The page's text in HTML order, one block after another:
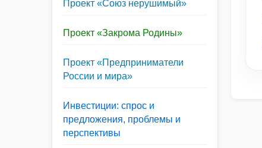
Проект «Союз нерушимый»
Проект «Закрома Родины»
Проект «Предприниматели
России и мира»
Инвестиции: спрос и
предложения, проблемы и
перспективы